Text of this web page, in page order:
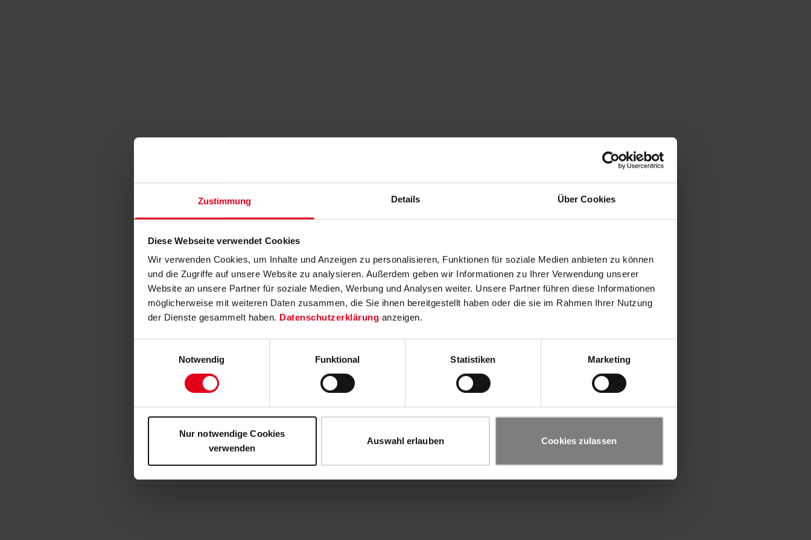
Zustimmung Details Über Cookies
Diese Webseite verwendet Cookies
Wir verwenden Cookies, um Inhalte und Anzeigen zu personalisieren, Funktionen für soziale Medien anbieten zu können
und die Zugriffe auf unsere Website zu analysieren. Außerdem geben wir Informationen zu Ihrer Verwendung unserer
Website an unsere Partner für soziale Medien, Werbung und Analysen weiter. Unsere Partner führen diese Informationen
möglicherweise mit weiteren Daten zusammen, die Sie ihnen bereitgestellt haben oder die sie im Rahmen Ihrer Nutzung
der Dienste gesammelt haben. Datenschutzerklärung anzeigen.
Notwendig
Funktional Statistiken Marketing
Nur notwendige Cookies
verwenden
Auswahl erlauben Cookies zulassen